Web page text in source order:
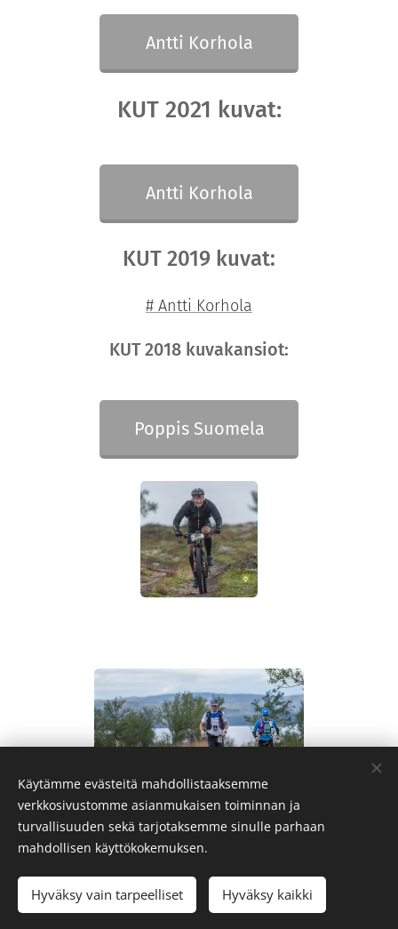
Antti Korhola
KUT 2021 kuvat:
Antti Korhola
KUT 2019 kuvat:
# Antti Korhola
KUT 2018 kuvakansiot:
Poppis Suomela
70°NORTH MTB, Trailrun & Road
English
Käytämme evästeitä mahdollistaaksemme
verkkosivustomme asianmukaisen toiminnan ja
turvallisuuden sekä tarjotaksemme sinulle parhaan
mahdollisen käyttökokemuksen.
Hyväksy vain tarpeelliset Hyväksy kaikki